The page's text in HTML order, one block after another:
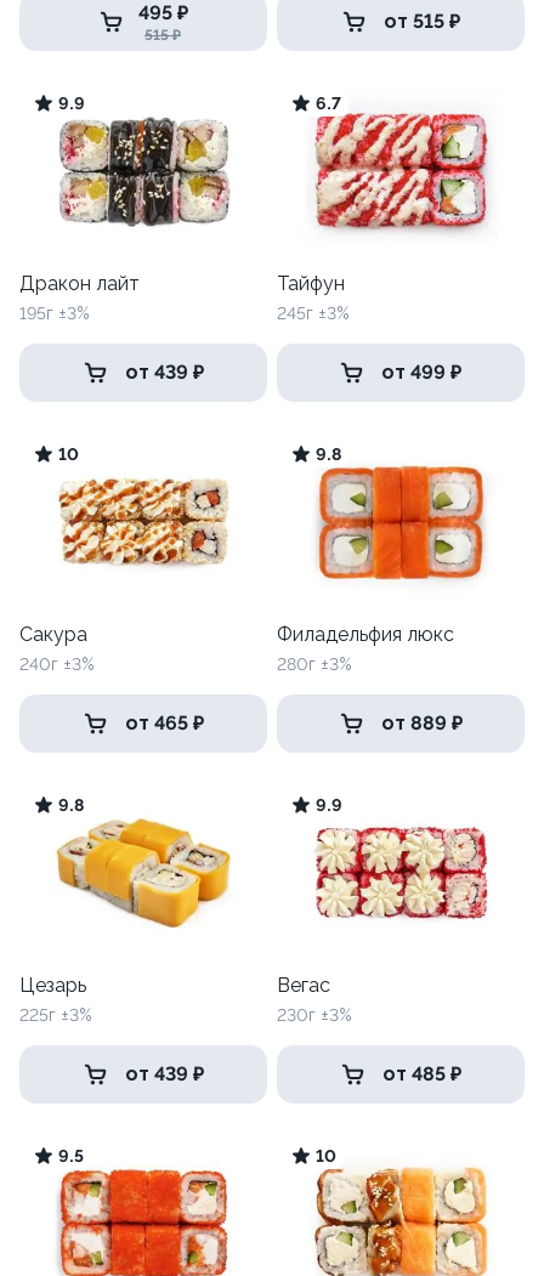
495 ₽
515 ₽
от 515 ₽
9.9
Дракон лайт
195г ±3%
от 439 ₽
6.7
Тайфун
245г ±3%
от 499 ₽
10
Сакура
240г ±3%
от 465 ₽
9.8
Филадельфия люкс
280г ±3%
от 889 ₽
9.8
Цезарь
225г ±3%
от 439 ₽
9.9
Вегас
230г ±3%
от 485 ₽
9.5 10